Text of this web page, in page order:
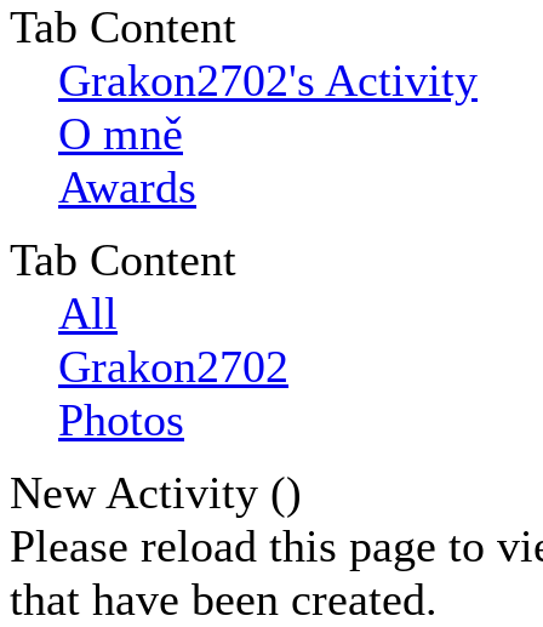
Tab Content
Grakon2702's Activity
O mně
Awards
Tab Content
All
Grakon2702
Photos
New Activity ()
Please reload this page to
that have been created.